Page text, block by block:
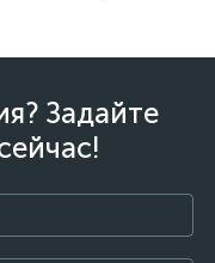
Задайте